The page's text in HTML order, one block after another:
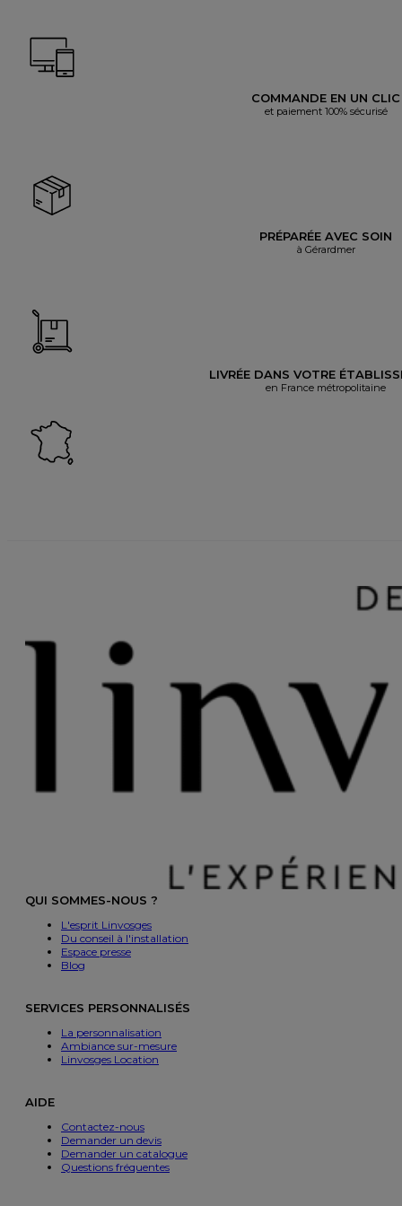
COMMANDE EN UN CLIC
et paiement 100% sécurisé
PRÉPARÉE AVEC SOIN
à Gérardmer
LIVRÉE DANS VOTRE
en France métropolitaine
QUI SOMMES-NOUS ?
L'esprit Linvosges
Du conseil à l'installation
Espace presse
Blog
SERVICES PERSONNALISÉS
La personnalisation
Ambiance sur-mesure
Linvosges Location
AIDE
Contactez-nous
Demander un devis
Demander un catalogue
Questions fréquentes